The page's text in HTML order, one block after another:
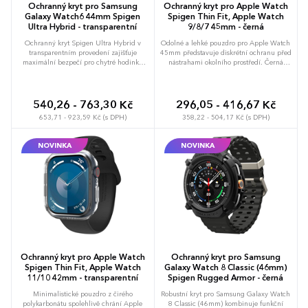
Ochranný kryt pro Samsung
Galaxy Watch6 44mm Spigen
Ultra Hybrid - transparentní
Ochranný kryt Spigen Ultra Hybrid v
transparentním provedení zajišťuje
maximální bezpečí pro chytré hodinky
precizně tvarované výřezy ponechávají
plný přístup k senzoru tepu i ovládacím
tlačítkům. Zabraňuje poškození displeje
ochrannou bariéru proti nárazům. Pevný
polykarbonát chrání tělo hodinek před
škrábanci a nečistotami, aniž by narušoval
jejich původní vzhled nebo zvyšoval
opatřit potiskem dle vašich požadavků.
Rádi vám doporučíme nejvhodnější
technologii potisku s ohledem na design i
váš rozpočet.
540,26 - 763,30 Kč
653,71 - 923,59 Kč (s DPH)
Ochranný kryt pro Apple Watch
Spigen Thin Fit, Apple Watch
9/8/7 45mm - černá
Odolné a lehké pouzdro pro Apple Watch
45mm představuje diskrétní ochranu před
nástrahami okolního prostředí. Černá
hranách a chrání konstrukci při
náhodném kontaktu s tvrdými předměty.
Štíhlý profil neomezuje pohyb zápěstí ani
tlačítka. Možnost brandingu: Produkt lze
opatřit potiskem dle vašich požadavků.
Rádi vám doporučíme nejvhodnější
technologii potisku s ohledem na design i
váš rozpočet.
296,05 - 416,67 Kč
358,22 - 504,17 Kč (s DPH)
NOVINKA
Ochranný kryt pro Apple Watch
Spigen Thin Fit, Apple Watch
11/10 42mm - transparentní
Minimalistické pouzdro z čirého
polykarbonátu spolehlivě chrání Apple
NOVINKA
Ochranný kryt pro Samsung
Galaxy Watch 8 Classic (46mm)
Spigen Rugged Armor - černá
Robustní kryt pro Samsung Galaxy Watch
8 Classic (46mm) kombinuje funkční